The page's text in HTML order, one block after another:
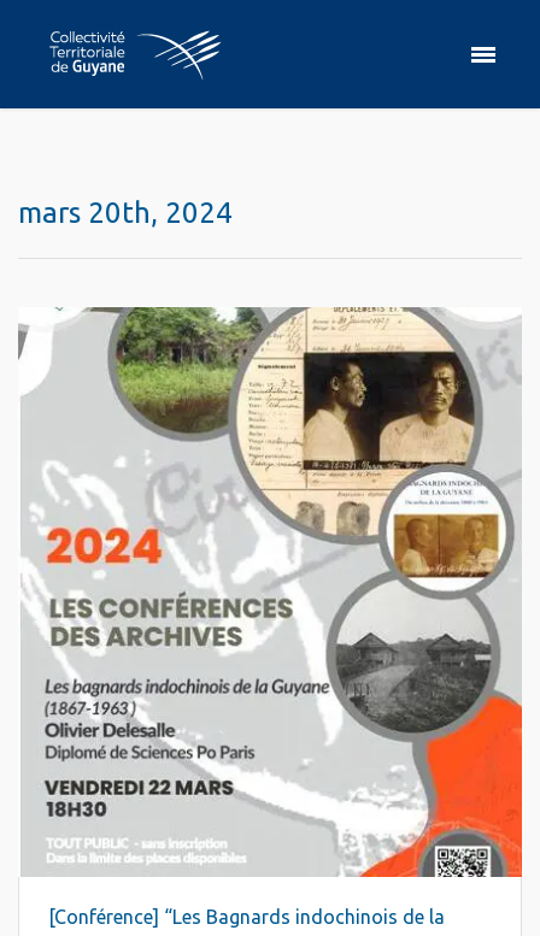
mars 20th, 2024
[Conférence] “Les Bagnards indochinois de la